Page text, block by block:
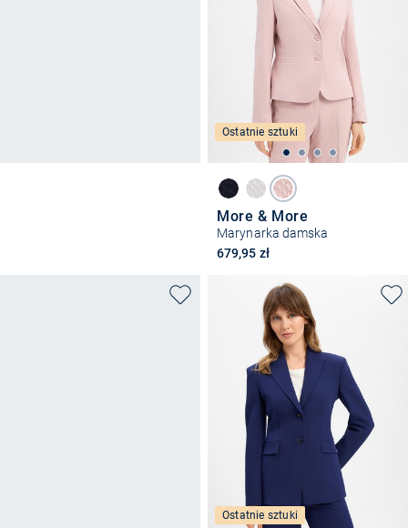
Ostatnie sztuki
More & More
Marynarka damska
679,95 zł
Ostatnie sztuki